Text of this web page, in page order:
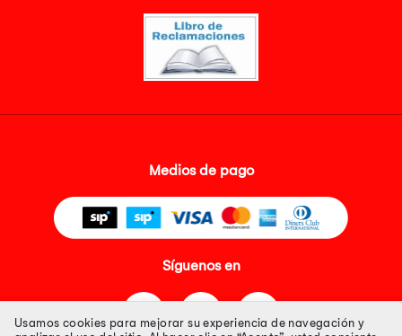
Medios de pago
Síguenos en
Usamos cookies para mejorar su experiencia de navegación y